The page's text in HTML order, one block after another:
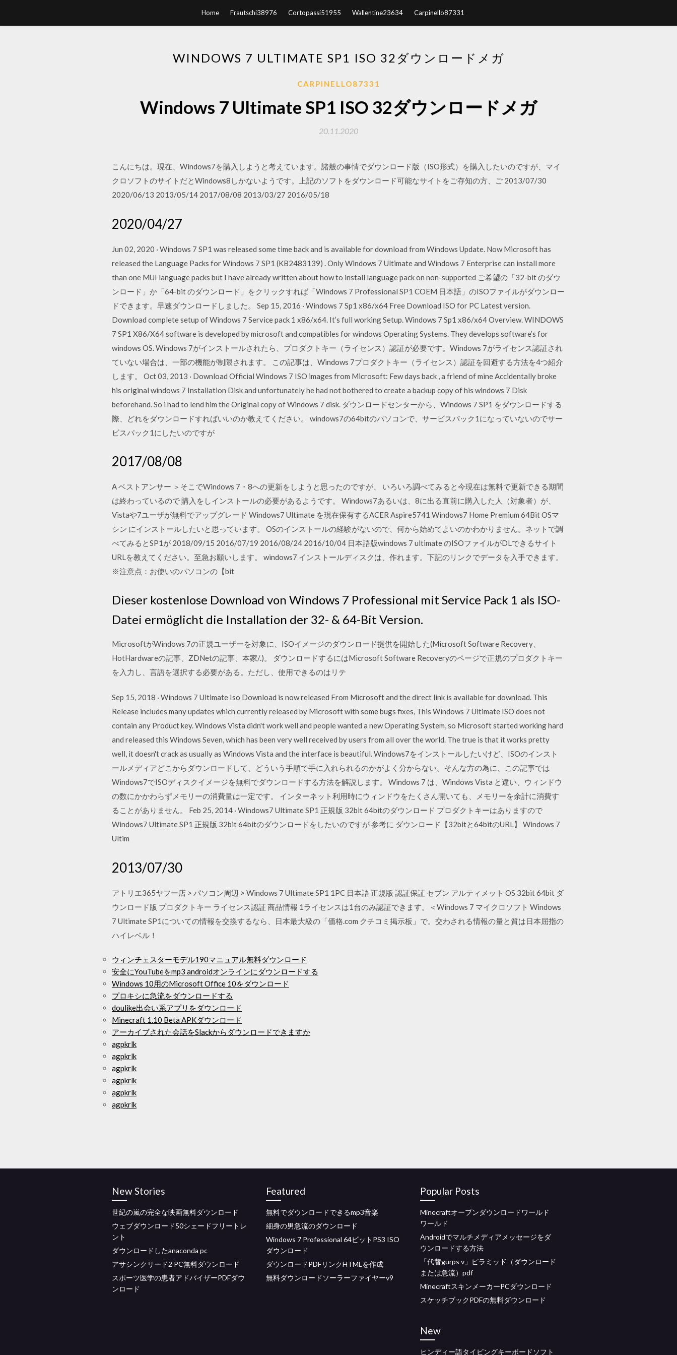
Home Frautschi38976 Cortopassi51955 Wallentine23634 Carpinello87331
WINDOWS 7 ULTIMATE SP1 ISO 32ダウンロードメガ
CARPINELLO87331
Windows 7 Ultimate SP1 ISO 32ダウンロードメガ
20.11.2020
こんにちは。現在、Windows7を購入しようと考えています。諸般の事情でダウンロード版（ISO形式）を購入したいのですが、マイ
クロソフトのサイトだとWindows8しかないようです。上記のソフトをダウンロード可能なサイトをご存知の方、ご 2013/07/30
2020/06/13 2013/05/14 2017/08/08 2013/03/27 2016/05/18
2020/04/27
Jun 02, 2020 · Windows 7 SP1 was released some time back and is available for download from Windows Update. Now Microsoft has
released the Language Packs for Windows 7 SP1 (KB2483139) . Only Windows 7 Ultimate and Windows 7 Enterprise can install more
than one MUI language packs but I have already written about how to install language pack on non-supported ご希望の「32-bit のダウ
ンロード」か「64-bit のダウンロード」をクリックすれば「Windows 7 Professional SP1 COEM 日本語」のISOファイルがダウンロー
ドできます。早速ダウンロードしました。 Sep 15, 2016 · Windows 7 Sp1 x86/x64 Free Download ISO for PC Latest version.
Download complete setup of Windows 7 Service pack 1 x86/x64. It’s full working Setup. Windows 7 Sp1 x86/x64 Overview. WINDOWS
7 SP1 X86/X64 software is developed by microsoft and compatibles for windows Operating Systems. They develops software’s for
windows OS. Windows 7がインストールされたら、プロダクトキー（ライセンス）認証が必要です。Windows 7がライセンス認証され
ていない場合は、一部の機能が制限されます。 この記事は、Windows 7プロダクトキー（ライセンス）認証を回避する方法を4つ紹介
します。 Oct 03, 2013 · Download Official Windows 7 ISO images from Microsoft: Few days back , a friend of mine Accidentally broke
his original windows 7 Installation Disk and unfortunately he had not bothered to create a backup copy of his windows 7 Disk
beforehand. So i had to lend him the Original copy of Windows 7 disk. ダウンロードセンターから、Windows 7 SP1 をダウンロードする
際、どれをダウンロードすればいいのか教えてください。 windows7の64bitのパソコンで、サービスパック1になっていないのでサー
ビスパック1にしたいのですが
2017/08/08
A ベストアンサー ＞そこでWindows 7・8への更新をしようと思ったのですが、 いろいろ調べてみると今現在は無料で更新できる期間
は終わっているので 購入をしインストールの必要があるようです。 Windows7あるいは、8に出る直前に購入した人（対象者）が、
Vistaや7ユーザが無料でアップグレード Windows7 Ultimate を現在保有するACER Aspire5741 Windows7 Home Premium 64Bit OSマ
シン にインストールしたいと思っています。 OSのインストールの経験がないので、何から始めてよいのかわかりません。ネットで調
べてみるとSP1が 2018/09/15 2016/07/19 2016/08/24 2016/10/04 日本語版windows 7 ultimate のISOファイルがDLできるサイト
URLを教えてください。至急お願いします。 windows7 インストールディスクは、作れます。下記のリンクでデータを入手できます。
※注意点：お使いのパソコンの【bit
Dieser kostenlose Download von Windows 7 Professional mit Service Pack 1 als ISO-
Datei ermöglicht die Installation der 32- & 64-Bit Version.
MicrosoftがWindows 7の正規ユーザーを対象に、ISOイメージのダウンロード提供を開始した(Microsoft Software Recovery、
HotHardwareの記事、ZDNetの記事、本家/.)。 ダウンロードするにはMicrosoft Software Recoveryのページで正規のプロダクトキー
を入力し、言語を選択する必要がある。ただし、使用できるのはリテ
Sep 15, 2018 · Windows 7 Ultimate Iso Download is now released From Microsoft and the direct link is available for download. This
Release includes many updates which currently released by Microsoft with some bugs fixes, This Windows 7 Ultimate ISO does not
contain any Product key. Windows Vista didn't work well and people wanted a new Operating System, so Microsoft started working hard
and released this Windows Seven, which has been very well received by users from all over the world. The true is that it works pretty
well, it doesn't crack as usually as Windows Vista and the interface is beautiful. Windows7をインストールしたいけど、ISOのインスト
ールメディアどこからダウンロードして、どういう手順で手に入れられるのかがよく分からない。そんな方の為に、この記事では
Windows7でISOディスクイメージを無料でダウンロードする方法を解説します。 Windows 7 は、Windows Vista と違い、ウィンドウ
の数にかかわらずメモリーの消費量は一定です。 インターネット利用時にウィンドウをたくさん開いても、メモリーを余計に消費す
ることがありません。 Feb 25, 2014 · Windows7 Ultimate SP1 正規版 32bit 64bitのダウンロード プロダクトキーはありますので
Windows7 Ultimate SP1 正規版 32bit 64bitのダウンロードをしたいのですが 参考に ダウンロード【32bitと64bitのURL】 Windows 7
Ultim
2013/07/30
アトリエ365ヤフー店 > パソコン周辺 > Windows 7 Ultimate SP1 1PC 日本語 正規版 認証保証 セブン アルティメット OS 32bit 64bit ダ
ウンロード版 プロダクトキー ライセンス認証 商品情報 1ライセンスは1台のみ認証できます。＜Windows 7 マイクロソフト Windows
7 Ultimate SP1についての情報を交換するなら、日本最大級の「価格.com クチコミ掲示板」で。交わされる情報の量と質は日本屈指の
ハイレベル！
ウィンチェスターモデル190マニュアル無料ダウンロード
安全にYouTubeをmp3 androidオンラインにダウンロードする
Windows 10用のMicrosoft Office 10をダウンロード
プロキシに急流をダウンロードする
doulike出会い系アプリをダウンロード
Minecraft 1.10 Beta APKダウンロード
アーカイブされた会話をSlackからダウンロードできますか
agpkrlk
agpkrlk
agpkrlk
agpkrlk
agpkrlk
agpkrlk
New Stories
世紀の嵐の完全な映画無料ダウンロード
ウェブダウンロード50シェードフリートレ
ント
ダウンロードしたanaconda pc
アサシンクリード2 PC無料ダウンロード
スポーツ医学の患者アドバイザーPDFダウ
ンロード
Featured
無料でダウンロードできるmp3音楽
細身の男急流のダウンロード
Windows 7 Professional 64ビットPS3 ISO
ダウンロード
ダウンロードPDFリンクHTMLを作成
無料ダウンロードソーラーファイヤーv9
Popular Posts
Minecraftオープンダウンロードワールド
ワールド
Androidでマルチメディアメッセージをダ
ウンロードする方法
「代替gurps v」ピラミッド（ダウンロード
または急流）pdf
MinecraftスキンメーカーPCダウンロード
スケッチブックPDFの無料ダウンロード
New
ヒンディー語タイピングキーボードソフト